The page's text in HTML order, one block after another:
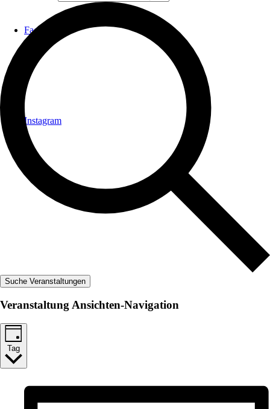
Facebook
Instagram
Suche Veranstaltungen
Veranstaltung Ansichten-Navigation
Tag